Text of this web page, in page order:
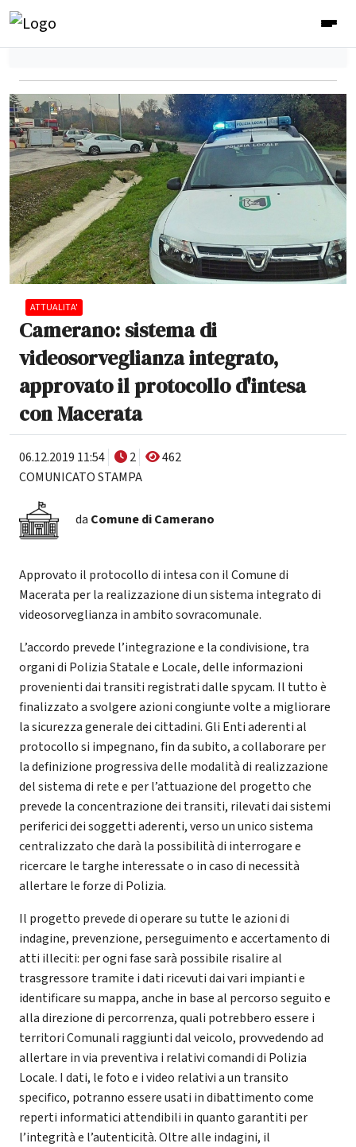
ATTUALITA'
Camerano: sistema di
videosorveglianza integrato,
approvato il protocollo d'intesa
con Macerata
06.12.2019 11:54 2
462
COMUNICATO STAMPA
da Comune di Camerano
Approvato il protocollo di intesa con il Comune di
Macerata per la realizzazione di un sistema integrato di
videosorveglianza in ambito sovracomunale.
L’accordo prevede l’integrazione e la condivisione, tra
organi di Polizia Statale e Locale, delle informazioni
provenienti dai transiti registrati dalle spycam. Il tutto è
finalizzato a svolgere azioni congiunte volte a migliorare
la sicurezza generale dei cittadini. Gli Enti aderenti al
protocollo si impegnano, fin da subito, a collaborare per
la definizione progressiva delle modalità di realizzazione
del sistema di rete e per l’attuazione del progetto che
prevede la concentrazione dei transiti, rilevati dai sistemi
periferici dei soggetti aderenti, verso un unico sistema
centralizzato che darà la possibilità di interrogare e
ricercare le targhe interessate o in caso di necessità
allertare le forze di Polizia.
Il progetto prevede di operare su tutte le azioni di
indagine, prevenzione, perseguimento e accertamento di
atti illeciti: per ogni fase sarà possibile risalire al
trasgressore tramite i dati ricevuti dai vari impianti e
identificare su mappa, anche in base al percorso seguito e
alla direzione di percorrenza, quali potrebbero essere i
territori Comunali raggiunti dal veicolo, provvedendo ad
allertare in via preventiva i relativi comandi di Polizia
Locale. I dati, le foto e i video relativi a un transito
specifico, potranno essere usati in dibattimento come
reperti informatici attendibili in quanto garantiti per
l’integrità e l’autenticità. Oltre alle indagini, il